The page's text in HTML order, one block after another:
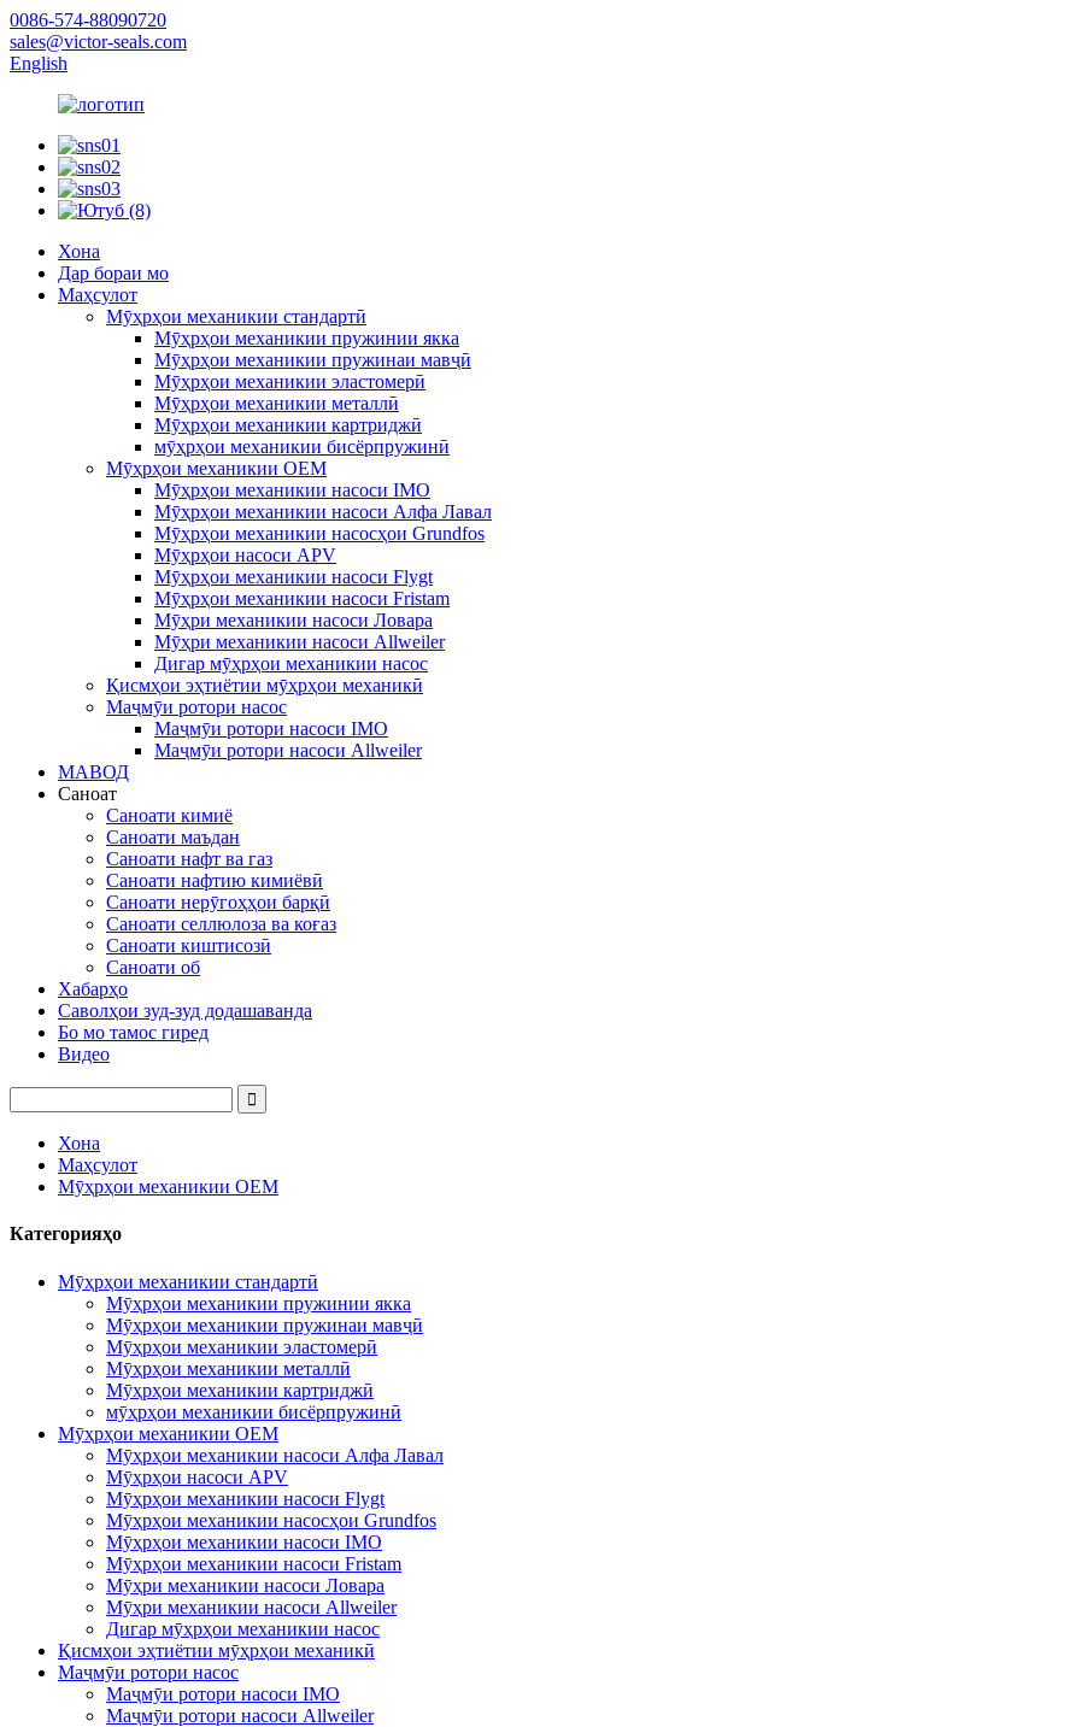
0086-574-88090720
sales@victor-seals.com
English
Хона
Дар бораи мо
Маҳсулот
Мӯҳрҳои механикии стандартӣ
Мӯҳрҳои механикии пружинии якка
Мӯҳрҳои механикии пружинаи мавҷӣ
Мӯҳрҳои механикии эластомерӣ
Мӯҳрҳои механикии металлӣ
Мӯҳрҳои механикии картриджӣ
мӯҳрҳои механикии бисёрпружинӣ
Мӯҳрҳои механикии OEM
Мӯҳрҳои механикии насоси IMO
Мӯҳрҳои механикии насоси Алфа Лавал
Мӯҳрҳои механикии насосҳои Grundfos
Мӯҳрҳои насоси APV
Мӯҳрҳои механикии насоси Flygt
Мӯҳрҳои механикии насоси Fristam
Мӯҳри механикии насоси Ловара
Мӯҳри механикии насоси Allweiler
Дигар мӯҳрҳои механикии насос
Қисмҳои эҳтиётии мӯҳрҳои механикӣ
Маҷмӯи ротори насос
Маҷмӯи ротори насоси IMO
Маҷмӯи ротори насоси Allweiler
МАВОД
Саноат
Саноати кимиё
Саноати маъдан
Саноати нафт ва газ
Саноати нафтию кимиёвӣ
Саноати нерӯгоҳҳои барқӣ
Саноати селлюлоза ва коғаз
Саноати киштисозӣ
Саноати об
Хабарҳо
Саволҳои зуд-зуд додашаванда
Бо мо тамос гиред
Видео
Хона
Маҳсулот
Мӯҳрҳои механикии OEM
Категорияҳо
Мӯҳрҳои механикии стандартӣ
Мӯҳрҳои механикии пружинии якка
Мӯҳрҳои механикии пружинаи мавҷӣ
Мӯҳрҳои механикии эластомерӣ
Мӯҳрҳои механикии металлӣ
Мӯҳрҳои механикии картриджӣ
мӯҳрҳои механикии бисёрпружинӣ
Мӯҳрҳои механикии OEM
Мӯҳрҳои механикии насоси Алфа Лавал
Мӯҳрҳои насоси APV
Мӯҳрҳои механикии насоси Flygt
Мӯҳрҳои механикии насосҳои Grundfos
Мӯҳрҳои механикии насоси IMO
Мӯҳрҳои механикии насоси Fristam
Мӯҳри механикии насоси Ловара
Мӯҳри механикии насоси Allweiler
Дигар мӯҳрҳои механикии насос
Қисмҳои эҳтиётии мӯҳрҳои механикӣ
Маҷмӯи ротори насос
Маҷмӯи ротори насоси IMO
Маҷмӯи ротори насоси Allweiler